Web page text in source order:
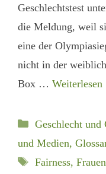
Geschlechtstest
die Meldung, weil
eine der
nicht in der
Box …
Kategorien
Geschlecht und
und Medien,
Schlagwörter
Fairness,